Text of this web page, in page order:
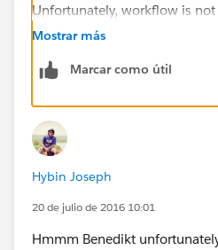
Unfortunately, workflow is
Mostrar más
Marcar como útil
Hybin Joseph
20 de julio de 2016 10:01
Hmmm Benedikt